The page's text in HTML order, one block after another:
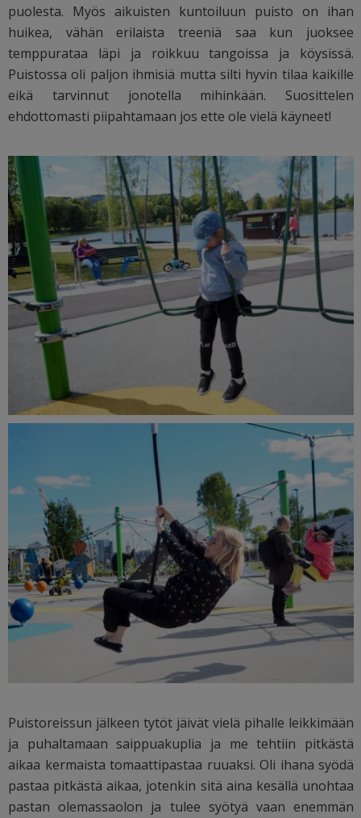
puolesta. Myös aikuisten kuntoiluun puisto on ihan
huikea, vähän erilaista treeniä saa kun juoksee
temppurataa läpi ja roikkuu tangoissa ja köysissä.
Puistossa oli paljon ihmisiä mutta silti hyvin tilaa kaikille
eikä tarvinnut jonotella mihinkään. Suosittelen
ehdottomasti piipahtamaan jos ette ole vielä käyneet!
Puistoreissun jälkeen tytöt jäivät vielä pihalle leikkimään
ja puhaltamaan saippuakuplia ja me tehtiin pitkästä
aikaa kermaista tomaattipastaa ruuaksi. Oli ihana syödä
pastaa pitkästä aikaa, jotenkin sitä aina kesällä unohtaa
pastan olemassaolon ja tulee syötyä vaan enemmän